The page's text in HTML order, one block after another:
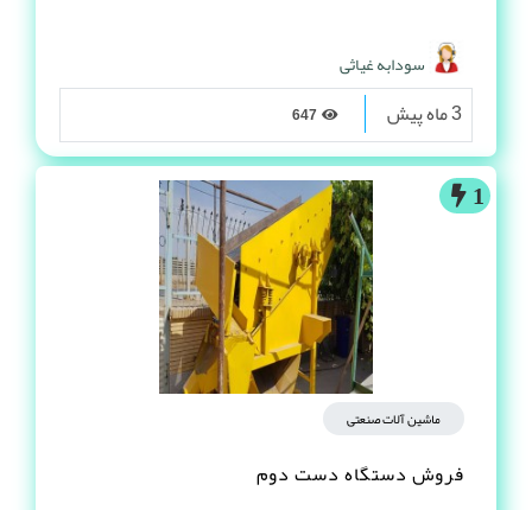
سودابه غیاثی
3 ماه پیش
1
ماشین آلات صنعتی
فروش دستگاه دست دوم